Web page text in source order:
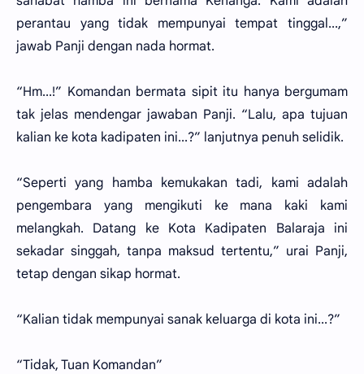
perantau yang tidak mempunyai tempat tinggal...,”
jawab Panji dengan nada hormat.
“Hm...!” Komandan bermata sipit itu hanya bergumam
tak jelas mendengar jawaban Panji. “Lalu, apa tujuan
kalian ke kota kadipaten ini...?” lanjutnya penuh selidik.
“Seperti yang hamba kemukakan tadi, kami adalah
pengembara yang mengikuti ke mana kaki kami
melangkah. Datang ke Kota Kadipaten Balaraja ini
sekadar singgah, tanpa maksud tertentu,” urai Panji,
tetap dengan sikap hormat.
“Kalian tidak mempunyai sanak keluarga di kota ini...?”
“Tidak, Tuan Komandan”